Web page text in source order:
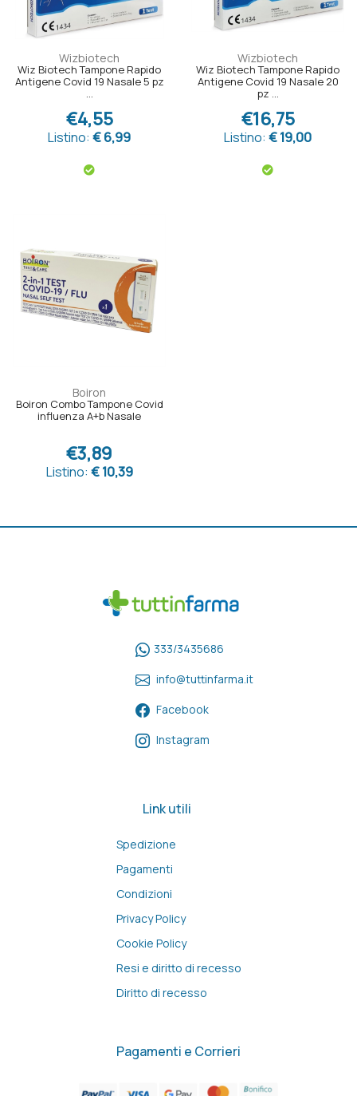
Wizbiotech
Wiz Biotech Tampone Rapido
Antigene Covid 19 Nasale 5 pz
...
€4,55
Listino: € 6,99
Wizbiotech
Wiz Biotech Tampone Rapido
Antigene Covid 19 Nasale 20
pz ...
€16,75
Listino: € 19,00
Boiron
Boiron Combo Tampone Covid
influenza A+b Nasale
€3,89
Listino: € 10,39
333/3435686
info@tuttinfarma.it
Facebook
Instagram
Link utili
Spedizione
Pagamenti
Condizioni
Privacy Policy
Cookie Policy
Resi e diritto di recesso
Diritto di recesso
Pagamenti e Corrieri